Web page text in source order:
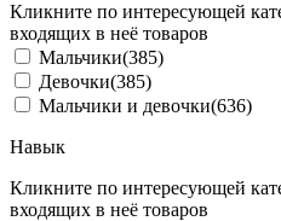
Кликните по интересующей
входящих в неё товаров
Мальчики(385)
Девочки(385)
Мальчики и девочки(636)
Навык
Кликните по интересующей
входящих в неё товаров